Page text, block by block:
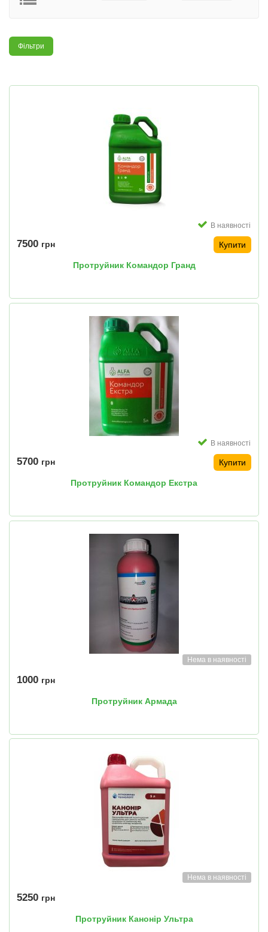
Фільтри
В наявності
7500 грн Купити
Протруйник Командор Гранд
В наявності
5700 грн Купити
Протруйник Командор Екстра
Нема в наявності
1000 грн
Протруйник Армада
Нема в наявності
5250 грн
Протруйник Канонір Ультра